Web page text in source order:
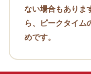
ない場合もありま
ら、ピークタイム
めです。